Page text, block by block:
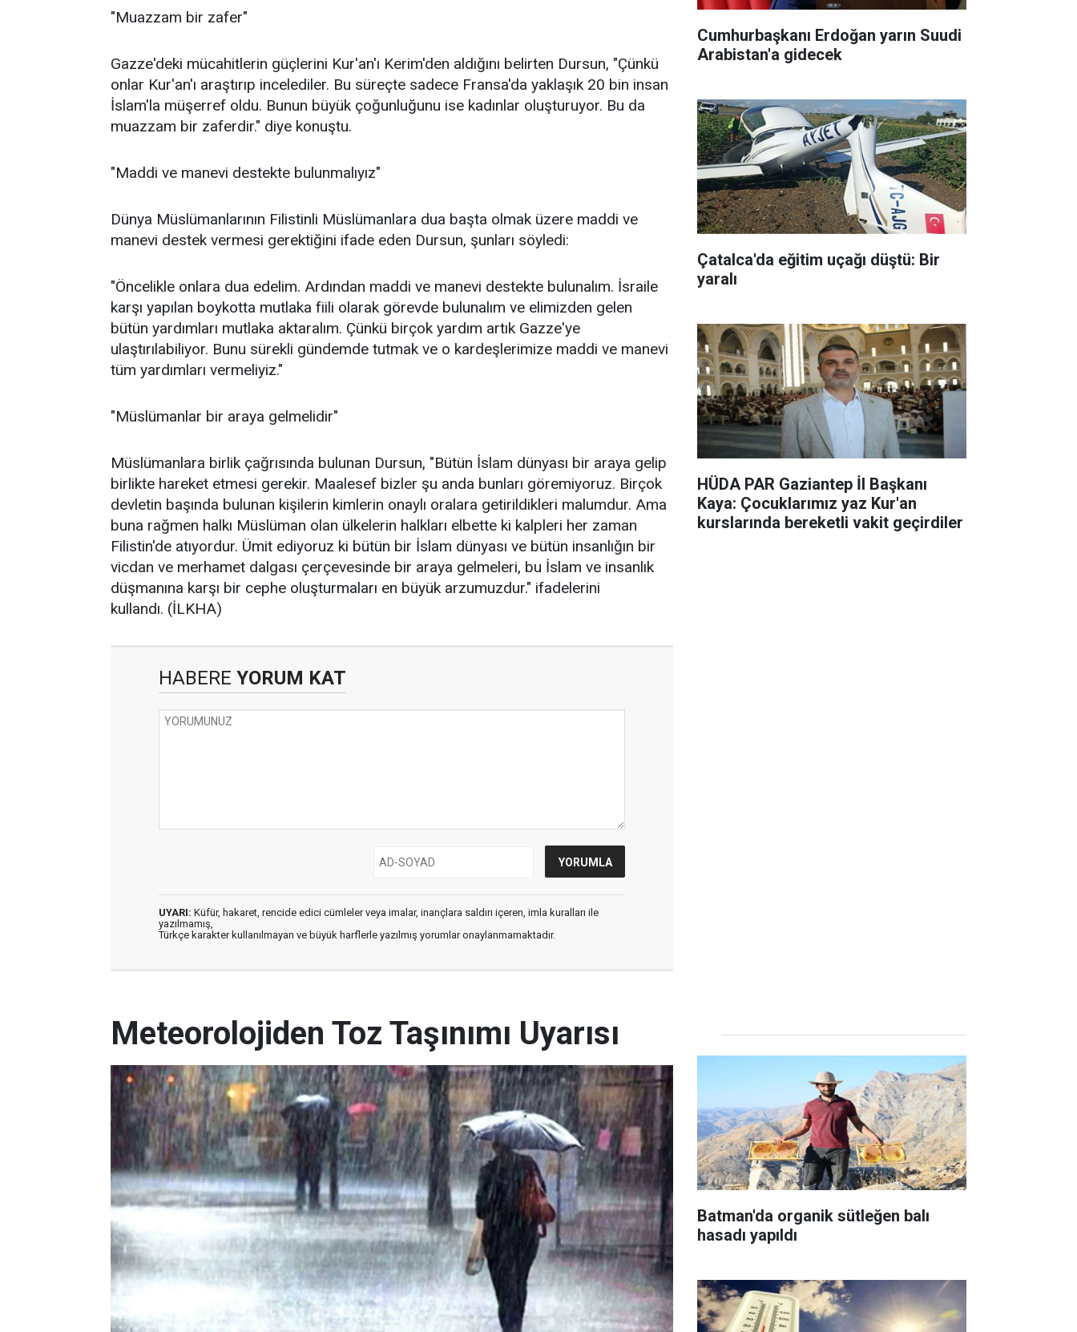
"Muazzam bir zafer"
Gazze'deki mücahitlerin güçlerini Kur'an'ı Kerim'den aldığını belirten Dursun, "Çünkü
onlar Kur'an'ı araştırıp incelediler. Bu süreçte sadece Fransa'da yaklaşık 20 bin insan
İslam'la müşerref oldu. Bunun büyük çoğunluğunu ise kadınlar oluşturuyor. Bu da
muazzam bir zaferdir." diye konuştu.
"Maddi ve manevi destekte bulunmalıyız"
Dünya Müslümanlarının Filistinli Müslümanlara dua başta olmak üzere maddi ve
manevi destek vermesi gerektiğini ifade eden Dursun, şunları söyledi:
"Öncelikle onlara dua edelim. Ardından maddi ve manevi destekte bulunalım. İsraile
karşı yapılan boykotta mutlaka fiili olarak görevde bulunalım ve elimizden gelen
bütün yardımları mutlaka aktaralım. Çünkü birçok yardım artık Gazze'ye
ulaştırılabiliyor. Bunu sürekli gündemde tutmak ve o kardeşlerimize maddi ve manevi
tüm yardımları vermeliyiz."
"Müslümanlar bir araya gelmelidir"
Müslümanlara birlik çağrısında bulunan Dursun, "Bütün İslam dünyası bir araya gelip
birlikte hareket etmesi gerekir. Maalesef bizler şu anda bunları göremiyoruz. Birçok
devletin başında bulunan kişilerin kimlerin onaylı oralara getirildikleri malumdur. Ama
buna rağmen halkı Müslüman olan ülkelerin halkları elbette ki kalpleri her zaman
Filistin'de atıyordur. Ümit ediyoruz ki bütün bir İslam dünyası ve bütün insanlığın bir
vicdan ve merhamet dalgası çerçevesinde bir araya gelmeleri, bu İslam ve insanlık
düşmanına karşı bir cephe oluşturmaları en büyük arzumuzdur." ifadelerini
kullandı. (İLKHA)
HABERE YORUM KAT
UYARI: Küfür, hakaret, rencide edici cümleler veya imalar, inançlara saldırı içeren, imla kuralları ile
yazılmamış,
Türkçe karakter kullanılmayan ve büyük harflerle yazılmış yorumlar onaylanmamaktadır.
Cumhurbaşkanı Erdoğan yarın Suudi
Arabistan'a gidecek
Çatalca'da eğitim uçağı düştü: Bir
yaralı
HÜDA PAR Gaziantep İl Başkanı
Kaya: Çocuklarımız yaz Kur'an
kurslarında bereketli vakit geçirdiler
Meteorolojiden Toz Taşınımı Uyarısı
Batman'da organik sütleğen balı
hasadı yapıldı